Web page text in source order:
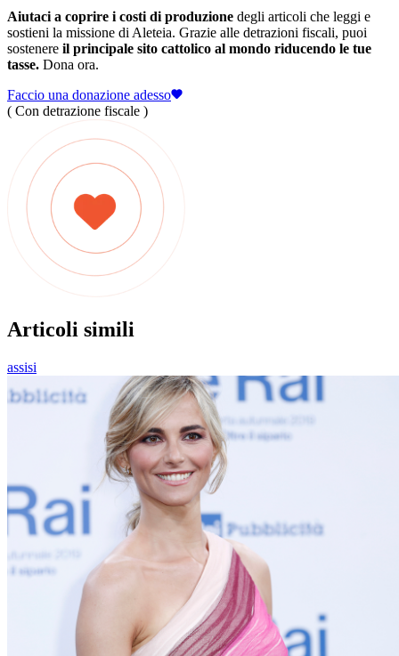
Aiutaci a coprire i costi di produzione degli articoli che leggi e
sostieni la missione di Aleteia. Grazie alle detrazioni fiscali, puoi
sostenere il principale sito cattolico al mondo riducendo le tue
tasse. Dona ora.
Faccio una donazione adesso
( Con detrazione fiscale )
Articoli simili
assisi